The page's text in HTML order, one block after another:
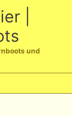
|
und